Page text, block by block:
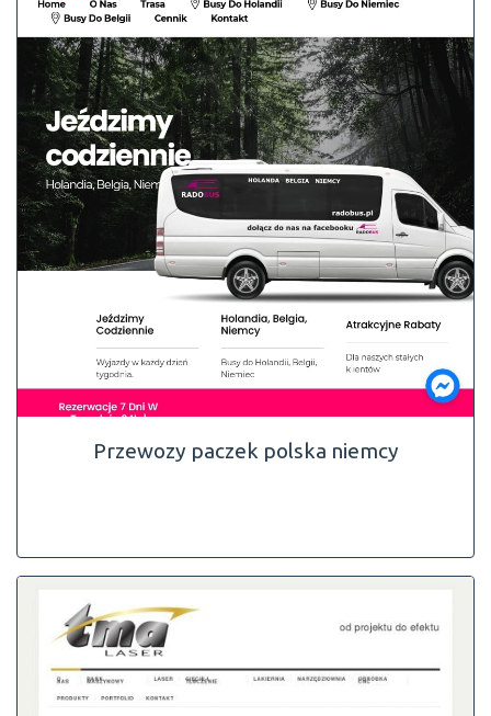
Przewozy paczek polska niemcy